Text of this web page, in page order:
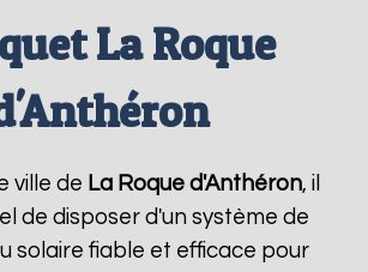
La Roque
ville de La Roque d'Anthéron, il
de disposer d'un système de
solaire fiable et efficace pour